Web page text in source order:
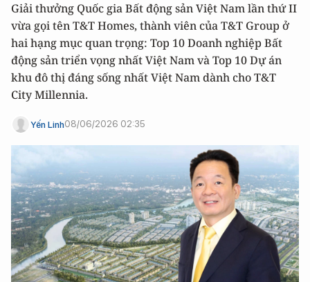
Giải thưởng Quốc gia Bất động sản Việt Nam lần thứ II
vừa gọi tên T&T Homes, thành viên của T&T Group ở
hai hạng mục quan trọng: Top 10 Doanh nghiệp Bất
động sản triển vọng nhất Việt Nam và Top 10 Dự án
khu đô thị đáng sống nhất Việt Nam dành cho T&T
City Millennia.
Yến Linh08/06/2026 02:35